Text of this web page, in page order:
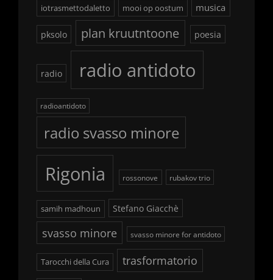
iotrasmettodaletto mooi op oostum musica
pksolo plan kruutntoone poesia
radio radio antidoto
radioantidoto
radio svasso minore
Rigonia rossonove rubakov trio
samih madhoun Stefano Giacchè
svasso minore svasso minore for antidoto
Tarocchi della Cura trasformatorio